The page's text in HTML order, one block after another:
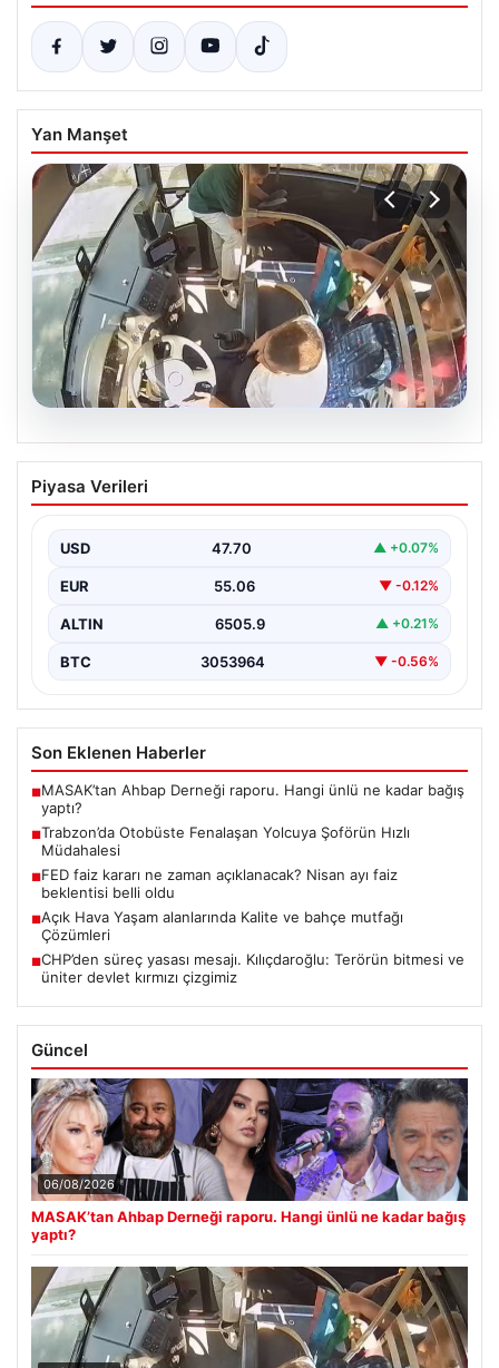
Yan Manşet
Trabzon’da Otobüste Fenalaşan
Yolcuya Şoförün Hızlı Müdahalesi
yaşındaki yolcu Hasan Öner’in hayatı, şoför Sinan
Erdoğan’ın…
Piyasa Verileri
USD 47.70 ▲ +0.07%
EUR 55.06 ▼ -0.12%
ALTIN 6505.9 ▲ +0.21%
BTC 3053964 ▼ -0.56%
Son Eklenen Haberler
■MASAK’tan Ahbap Derneği raporu. Hangi ünlü ne kadar bağış
yaptı?
■Trabzon’da Otobüste Fenalaşan Yolcuya Şoförün Hızlı
Müdahalesi
■FED faiz kararı ne zaman açıklanacak? Nisan ayı faiz
beklentisi belli oldu
■Açık Hava Yaşam alanlarında Kalite ve bahçe mutfağı
Çözümleri
■CHP’den süreç yasası mesajı. Kılıçdaroğlu: Terörün bitmesi ve
üniter devlet kırmızı çizgimiz
Güncel
06/08/2026
MASAK’tan Ahbap Derneği raporu. Hangi ünlü ne kadar bağış
yaptı?